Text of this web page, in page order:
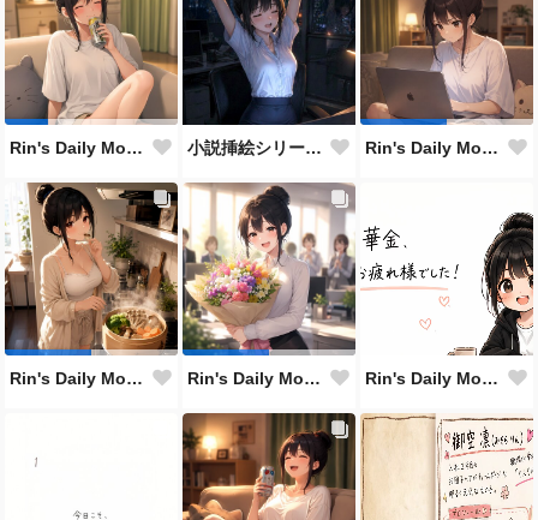
Rin's Daily Moments #119 小説挿絵シリーズ / Series of small fiction illust Rin's Daily Moments #118
Rin's Daily Moments #117 Rin's Daily Moments #116 Rin's Daily Moments #115